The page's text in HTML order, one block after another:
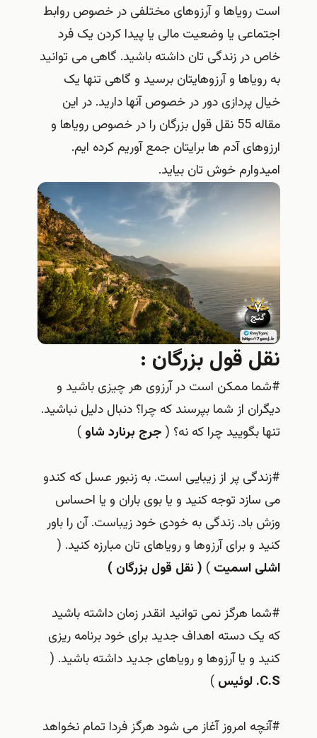
است رویاها و آرزوهای مختلفی در خصوص روابط
اجتماعی یا وضعیت مالی یا پیدا کردن یک فرد
خاص در زندگی تان داشته باشید. گاهی می توانید
به رویاها و آرزوهایتان برسید و گاهی تنها یک
خیال پردازی دور در خصوص آنها دارید. در این
مقاله 55 نقل قول بزرگان را در خصوص رویاها و
ارزوهای آدم ها برایتان جمع آوریم کرده ایم.
امیدوارم خوش تان بیاید.
نقل قول بزرگان :
#شما ممکن است در آرزوی هر چیزی باشید و
دیگران از شما بپرسند که چرا؟ دنبال دلیل نباشید.
تنها بگویید چرا که نه؟ ( جرج برنارد شاو )
#زندگی پر از زیبایی است. به زنبور عسل که کندو
می سازد توجه کنید و یا بوی باران و یا احساس
وزش باد. زندگی به خودی خود زیباست. آن را باور
کنید و برای آرزوها و رویاهای تان مبارزه کنید. (
اشلی اسمیت ) ( نقل قول بزرگان )
#شما هرگز نمی توانید انقدر زمان داشته باشید
که یک دسته اهداف جدید برای خود برنامه ریزی
کنید و یا آرزوها و رویاهای جدید داشته باشید. (
C.S. لوئیس
)
#آنچه امروز آغاز می شود هرگز فردا تمام نخواهد